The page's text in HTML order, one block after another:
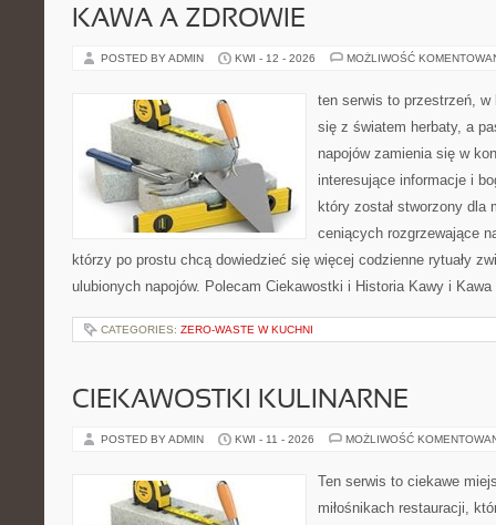
KAWA A ZDROWIE
POSTED BY ADMIN KWI - 12 - 2026 MOŻLIWOŚĆ
ten serwis to przestrzeń,
się z światem herbaty, a
napojów zamienia się w
interesujące informacje i
który został stworzony dla
ceniących rozgrzewające
którzy po prostu chcą dowiedzieć się więcej codzienne rytuały
ulubionych napojów. Polecam Ciekawostki i Historia Kawy i
CATEGORIES: ZERO-WASTE W KUCHNI
CIEKAWOSTKI KULINARNE
POSTED BY ADMIN KWI - 11 - 2026 MOŻLIWOŚĆ
Ten serwis to ciekawe
miłośnikach restauracji,